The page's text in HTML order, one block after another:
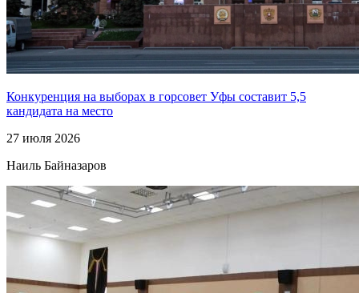
Конкуренция на выборах в горсовет Уфы составит 5,5
кандидата на место
27 июля 2026
Наиль Байназаров